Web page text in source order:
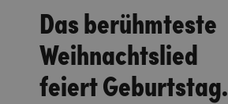
Das berühmteste
Weihnachtslied
feiert Geburtstag.